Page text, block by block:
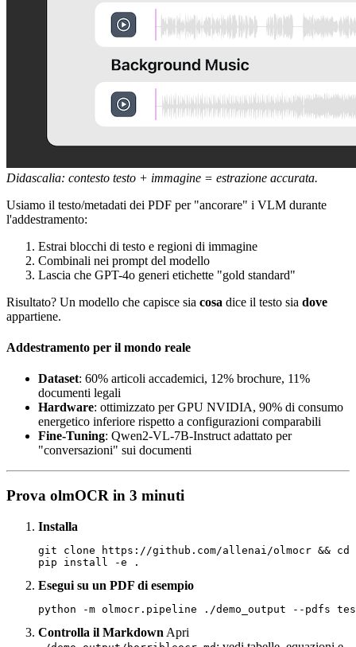
Didascalia: contesto testo + immagine = estrazione accurata.
Usiamo il testo/metadati dei PDF per "ancorare" i VLM durante
l'addestramento:
Estrai blocchi di testo e regioni di immagine
Combinali nei prompt del modello
Lascia che GPT-4o generi etichette "gold standard"
Risultato? Un modello che capisce sia cosa dice il testo sia dove
appartiene.
Addestramento per il mondo reale
Dataset: 60% articoli accademici, 12% brochure, 11%
documenti legali
Hardware: ottimizzato per GPU NVIDIA, 90% di consumo
energetico inferiore rispetto a configurazioni comparabili
Fine-Tuning: Qwen2-VL-7B-Instruct adattato per
"conversazioni" sui documenti
Prova olmOCR in 3 minuti
Installa
git clone https://github.com/allenai/olmocr && cd
Esegui su un PDF di esempio
Controlla il Markdown Apri